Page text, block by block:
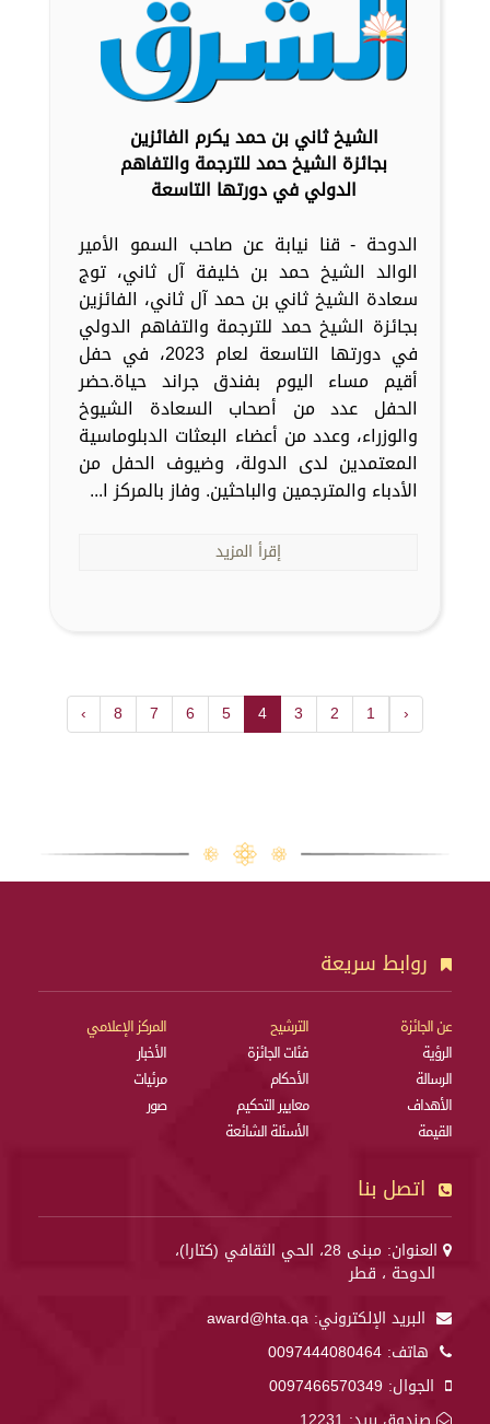
الشيخ ثاني بن حمد يكرم الفائزين
بجائزة الشيخ حمد للترجمة والتفاهم
الدولي في دورتها التاسعة
الدوحة - قنا نيابة عن صاحب السمو الأمير
الوالد الشيخ حمد بن خليفة آل ثاني، توج
سعادة الشيخ ثاني بن حمد آل ثاني، الفائزين
بجائزة الشيخ حمد للترجمة والتفاهم الدولي
في دورتها التاسعة لعام 2023، في حفل
أقيم مساء اليوم بفندق جراند حياة.حضر
الحفل عدد من أصحاب السعادة الشيوخ
والوزراء، وعدد من أعضاء البعثات الدبلوماسية
المعتمدين لدى الدولة، وضيوف الحفل من
الأدباء والمترجمين والباحثين. وفاز بالمركز ا...
إقرأ المزيد
‹
1
2
3
4
5
6
7
8
›
روابط سريعة
عن الجائزة
الرؤية
الرسالة
الأهداف
القيمة
الترشيح
فئات الجائزة
الأحكام
معايير التحكيم
الأسئلة الشائعة
المركز الإعلامي
الأخبار
مرئيات
صور
اتصل بنا
العنوان: مبنى 28، الحي الثقافي (كتارا)،
الدوحة ، قطر
البريد الإلكتروني: award@hta.qa
هاتف: 0097444080464
الجوال: 0097466570349